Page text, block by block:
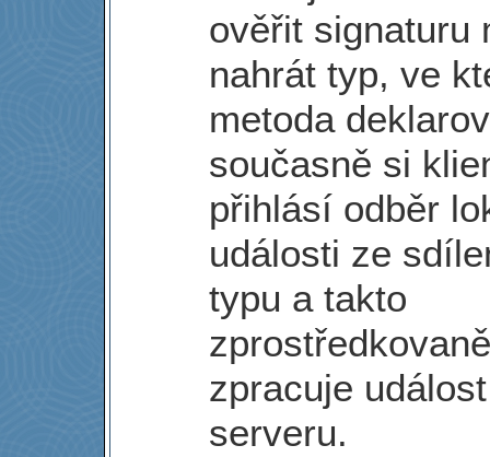
ověřit signaturu
nahrát typ, ve
metoda
současně si
přihlásí odběr
události ze
typu a takto
zprostředkovaně
zpracuje
serveru.